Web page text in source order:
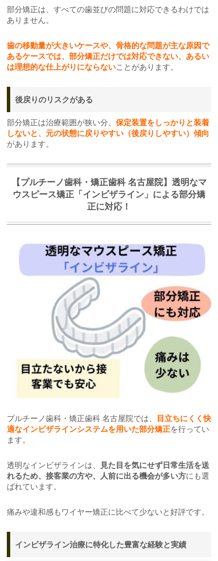
部分矯正は、すべての歯並びの問題に対応できるわけでは
ありません。
歯の移動量が大きいケースや、骨格的な問題が主な原因で
あるケースでは、部分矯正だけでは対応できない、あるい
は理想的な仕上がりにならないことがあります。
後戻りのリスクがある
部分矯正は治療範囲が狭い分、 保定装置をしっかりと装着
しないと、元の状態に戻りやすい（後戻りしやすい）傾向
があります。
【プルチーノ歯科・矯正歯科 名古屋院】透明なマ
ウスピース矯正「インビザライン」による部分矯
正に対応！
プルチーノ歯科・矯正歯科 名古屋院では、 目立ちにくく快
適なインビザラインシステムを用いた部分矯正を行ってい
ます。
透明なインビザラインは、
見た目を気にせず日常生活を送
れるため、接客業の方や、人前に出る機会が多い方にも選
ばれています。
痛みや違和感もワイヤー矯正に比べて少ないと好評です。
インビザライン治療に特化した豊富な経験と実績